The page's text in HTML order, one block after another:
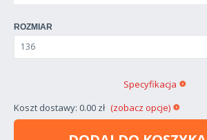
ROZMIAR
Koszt dostawy: 0.00 zł (zobacz opcje)
Specyfikacja